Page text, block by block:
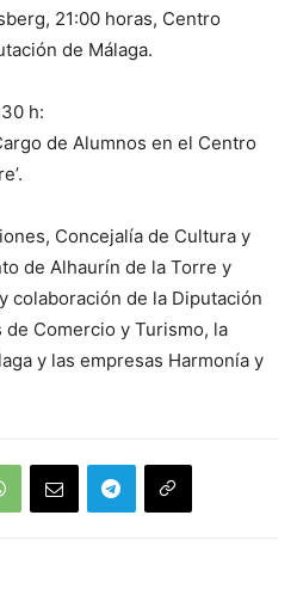
21:00 horas, Centro
de Málaga.
h:
de Alumnos en el Centro
Concejalía de Cultura y
de Alhaurín de la Torre y
colaboración de la Diputación
de Comercio y Turismo, la
y las empresas Harmonía y